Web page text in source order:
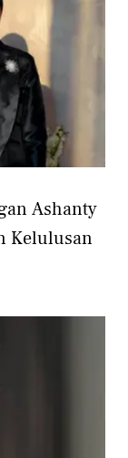
Ashanty
Kelulusan